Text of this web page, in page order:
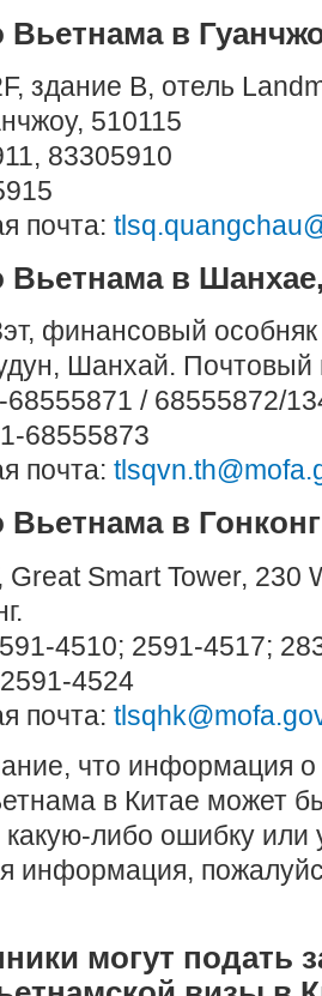
Вьетнама в
здание B, отель
510115
83305910
почта:
Вьетнама в
финансовый
Шанхай. Почтовый
68555871 / 68555872/
68555873
почта:
Вьетнама в
Great Smart Tower, 230
4510; 2591-4517;
4524
почта:
что информация о
в Китае может
либо ошибку или
информация,
могут подать